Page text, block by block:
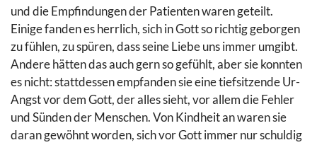
und die Empfindungen der Patienten waren geteilt.
Einige fanden es herrlich, sich in Gott so richtig geborgen
zu fühlen, zu spüren, dass seine Liebe uns immer umgibt.
Andere hätten das auch gern so gefühlt, aber sie konnten
es nicht: stattdessen empfanden sie eine tiefsitzende Ur-
Angst vor dem Gott, der alles sieht, vor allem die Fehler
und Sünden der Menschen. Von Kindheit an waren sie
daran gewöhnt worden, sich vor Gott immer nur schuldig